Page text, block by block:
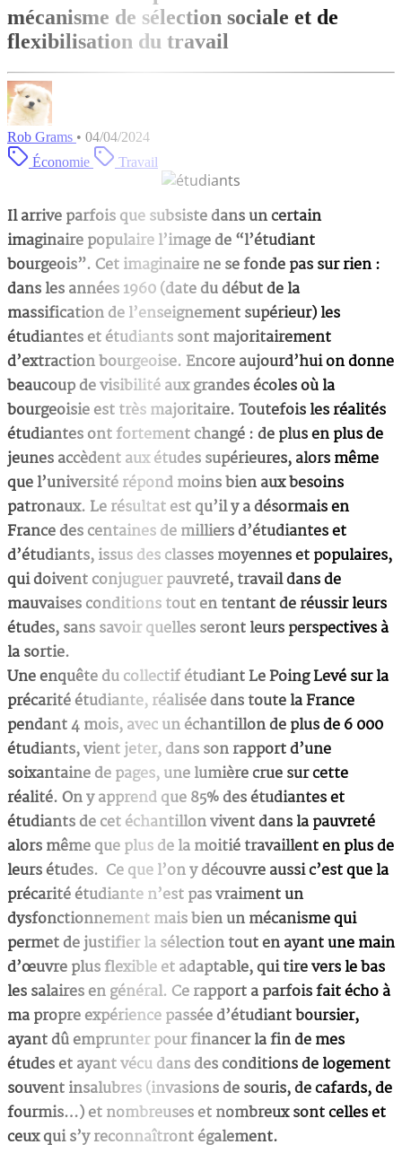
mécanisme de sélection sociale et de
flexibilisation du travail
Rob Grams • 04/04/2024
Économie
Travail
Il arrive parfois que subsiste dans un certain
imaginaire populaire l’image de “l’étudiant
bourgeois”. Cet imaginaire ne se fonde pas sur rien :
dans les années 1960 (date du début de la
massification de l’enseignement supérieur) les
étudiantes et étudiants sont majoritairement
d’extraction bourgeoise. Encore aujourd’hui on donne
beaucoup de visibilité aux grandes écoles où la
bourgeoisie est très majoritaire. Toutefois les réalités
étudiantes ont fortement changé : de plus en plus de
jeunes accèdent aux études supérieures, alors même
que l’université répond moins bien aux besoins
patronaux. Le résultat est qu’il y a désormais en
France des centaines de milliers d’étudiantes et
d’étudiants, issus des classes moyennes et populaires,
qui doivent conjuguer pauvreté, travail dans de
mauvaises conditions tout en tentant de réussir leurs
études, sans savoir quelles seront leurs perspectives à
la sortie.
Une enquête du collectif étudiant Le Poing Levé sur la
précarité étudiante, réalisée dans toute la France
pendant 4 mois, avec un échantillon de plus de 6 000
étudiants, vient jeter, dans son rapport d’une
soixantaine de pages, une lumière crue sur cette
réalité. On y apprend que 85% des étudiantes et
étudiants de cet échantillon vivent dans la pauvreté
alors même que plus de la moitié travaillent en plus de
leurs études. Ce que l’on y découvre aussi c’est que la
précarité étudiante n’est pas vraiment un
dysfonctionnement mais bien un mécanisme qui
permet de justifier la sélection tout en ayant une main
d’œuvre plus flexible et adaptable, qui tire vers le bas
les salaires en général. Ce rapport a parfois fait écho à
ma propre expérience passée d’étudiant boursier,
ayant dû emprunter pour financer la fin de mes
études et ayant vécu dans des conditions de logement
souvent insalubres (invasions de souris, de cafards, de
fourmis…) et nombreuses et nombreux sont celles et
ceux qui s’y reconnaîtront également.